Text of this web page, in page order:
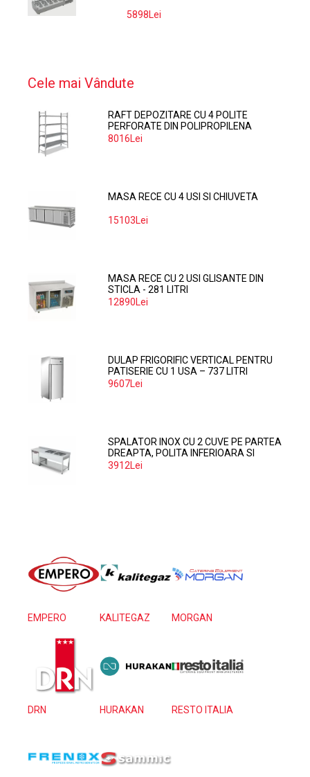
5898Lei
Cele mai Vândute
RAFT DEPOZITARE CU 4 POLITE
PERFORATE DIN POLIPROPILENA
374*60 CM
8016Lei
MASA RECE CU 4 USI SI CHIUVETA
15103Lei
MASA RECE CU 2 USI GLISANTE DIN
STICLA - 281 LITRI
12890Lei
DULAP FRIGORIFIC VERTICAL PENTRU
PATISERIE CU 1 USA – 737 LITRI
9607Lei
SPALATOR INOX CU 2 CUVE PE PARTEA
DREAPTA, POLITA INFERIOARA SI
SPATIU MASINA SPALAT 160*70*85
3912Lei
EMPERO KALITEGAZ MORGAN
DRN HURAKAN RESTO ITALIA